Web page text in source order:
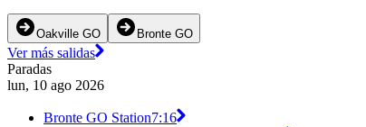
Oakville GO Bronte GO
Ver más salidas
Paradas
lun, 10 ago 2026
Bronte GO Station7:16